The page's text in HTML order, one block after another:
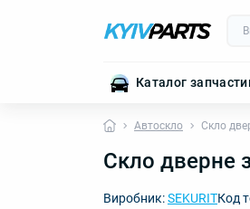
Каталог
Автоскло Скло
Скло дверне
Виробник:SEKURITКод